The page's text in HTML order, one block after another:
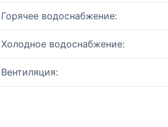
Горячее водоснабжение:
Холодное водоснабжение:
Вентиляция: